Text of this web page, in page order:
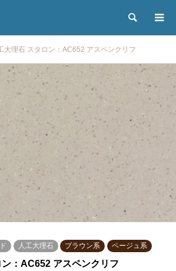
検索
大理石 スタロン：AC652 アスペンクリフ
人工大理石 ブラウン系 ベージュ系
：AC652 アスペンクリフ